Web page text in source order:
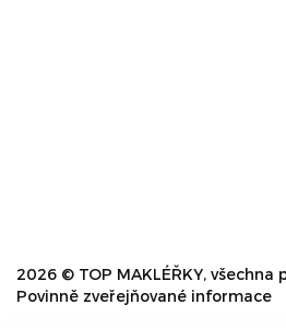
2026 © TOP MAKLÉŘKY, všechna
Povinně zveřejňované informace